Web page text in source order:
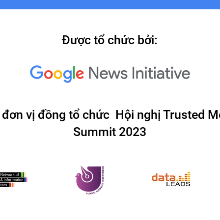
Được tổ chức bởi:
đơn vị đồng tổ chức Hội nghị Trusted
Summit 2023